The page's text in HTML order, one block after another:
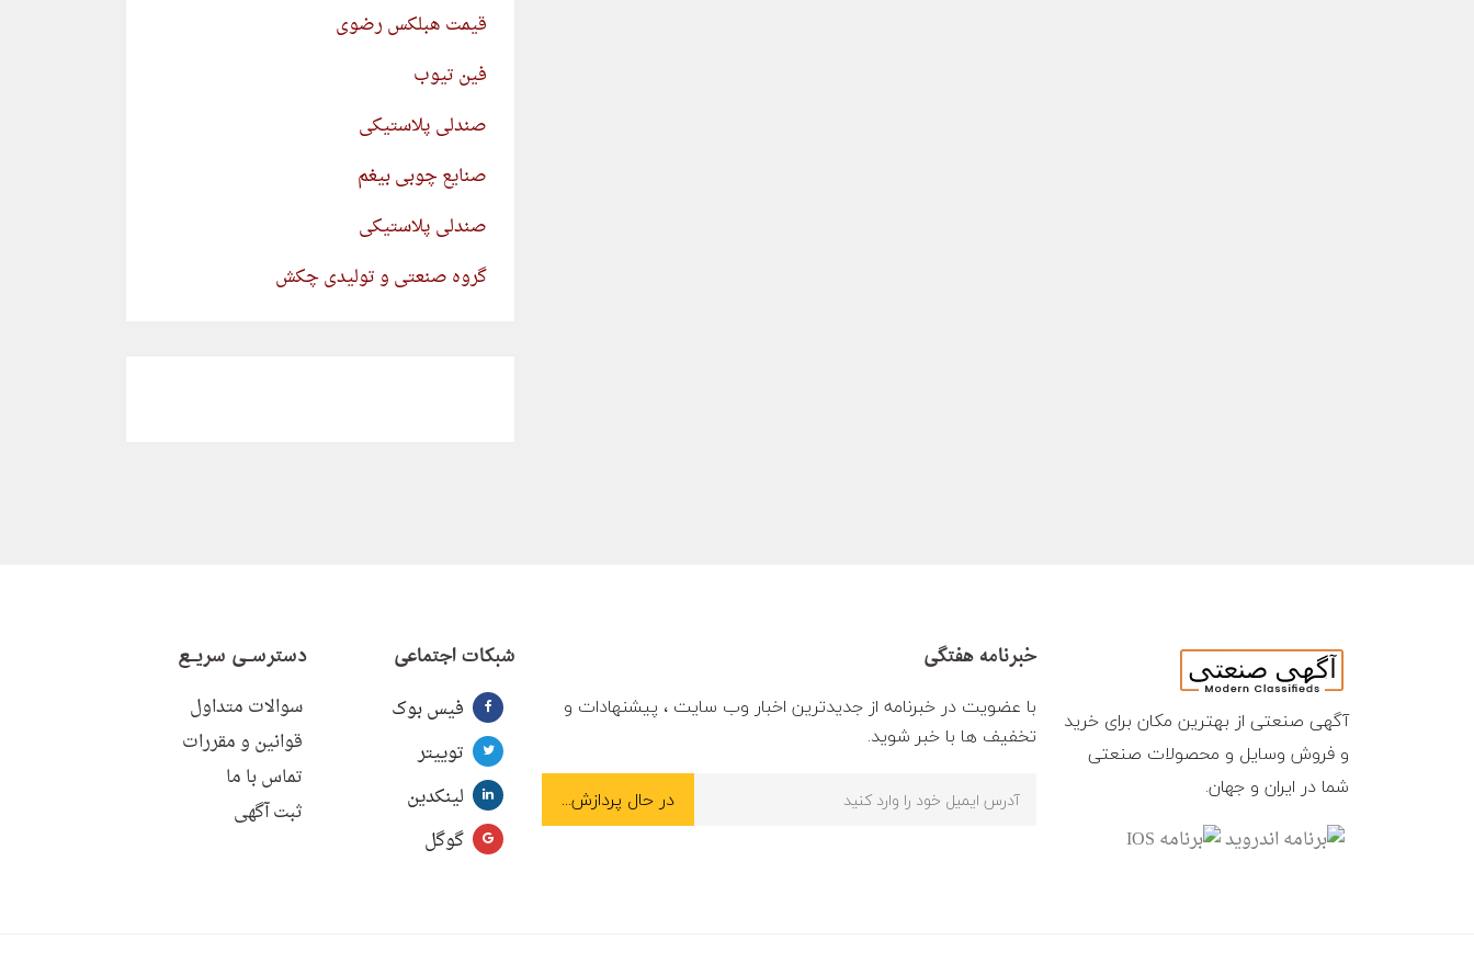
قیمت هبلکس رضوی
فین تیوب
صندلی پلاستیکی
صنایع چوبی بیغم
صندلی پلاستیکی
گروه صنعتی و تولیدی چکش
آگهی صنعتی از بهترین مکان برای خرید
و فروش وسایل و محصولات صنعتی
شما در ایران و جهان.
خبرنامه هفتگی
با عضویت در خبرنامه از جدیدترین اخبار وب سایت ، پیشنهادات و
تخفیف ها با خبر شوید.
شبکات اجتماعی
فیس بوک
توییتر
لینکدین
گوگل
دسترسـی سریـع
سوالات متداول
قوانین و مقررات
تماس با ما
ثبت آگهی